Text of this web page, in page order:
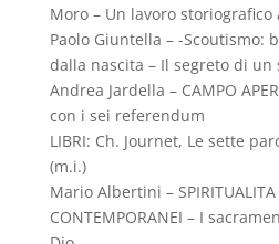
Moro – Un lavoro
Paolo Giuntella – -Scoutismo:
dalla nascita – Il segreto di un
Andrea Jardella – CAMPO
con i sei referendum
LIBRI: Ch. Journet, Le sette
(m.i.)
Mario Albertini – SPIRITUALITA
CONTEMPORANEI – I